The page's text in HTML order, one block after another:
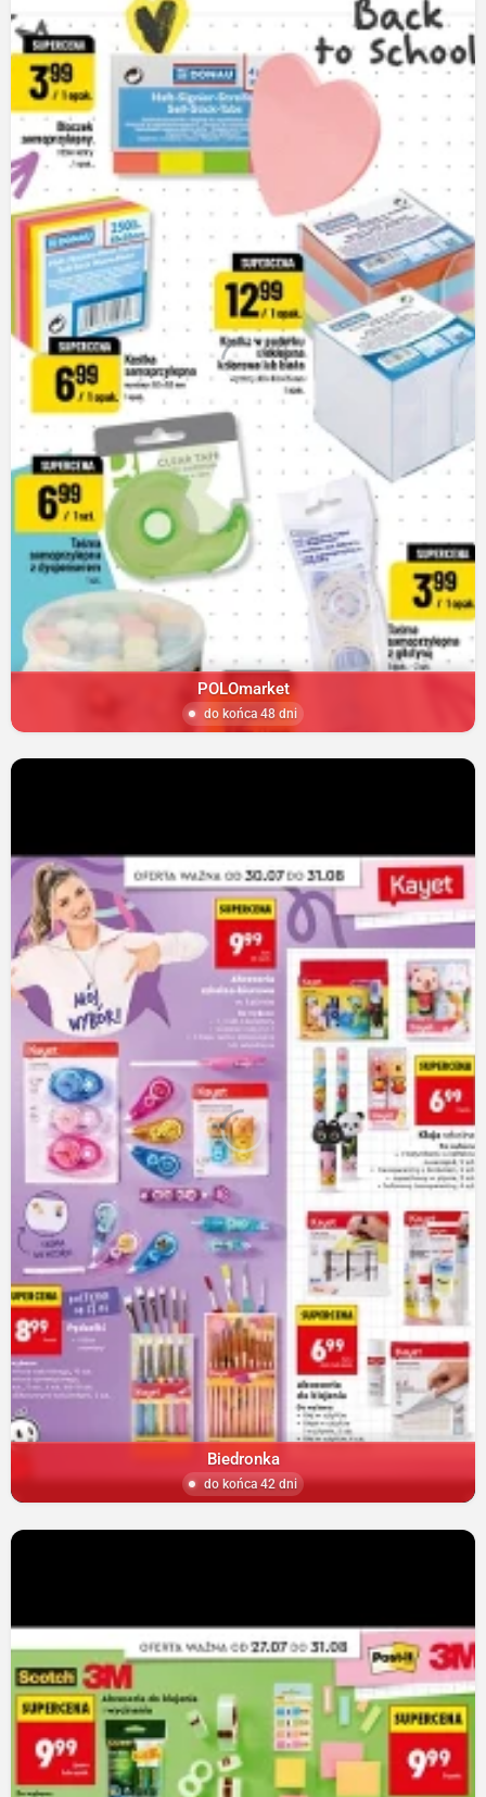
POLOmarket
do końca 48 dni
Biedronka
do końca 42 dni